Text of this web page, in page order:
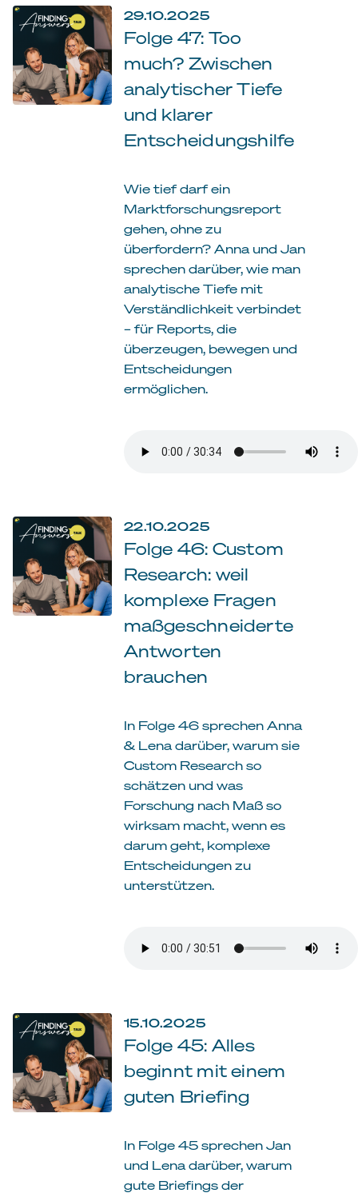
29.10.2025
Folge 47: Too
much? Zwischen
analytischer Tiefe
und klarer
Entscheidungshilfe
Wie tief darf ein
Marktforschungsreport
gehen, ohne zu
überfordern? Anna und Jan
sprechen darüber, wie man
analytische Tiefe mit
Verständlichkeit verbindet
– für Reports, die
überzeugen, bewegen und
Entscheidungen
ermöglichen.
22.10.2025
Folge 46: Custom
Research: weil
komplexe Fragen
maßgeschneiderte
Antworten
brauchen
In Folge 46 sprechen Anna
& Lena darüber, warum sie
Custom Research so
schätzen und was
Forschung nach Maß so
wirksam macht, wenn es
darum geht, komplexe
Entscheidungen zu
unterstützen.
15.10.2025
Folge 45: Alles
beginnt mit einem
guten Briefing
In Folge 45 sprechen Jan
und Lena darüber, warum
gute Briefings der